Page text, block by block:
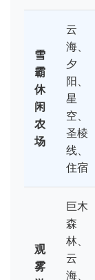
雪
霸
休
闲
农
场
云
海、
夕
阳、
星
空、
圣棱
线、
住宿
观
雾
巨木
森
林、
云
海、